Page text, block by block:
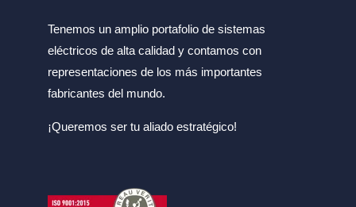
Tenemos un amplio portafolio de sistemas
eléctricos de alta calidad y contamos con
representaciones de los más importantes
fabricantes del mundo.
¡Queremos ser tu aliado estratégico!